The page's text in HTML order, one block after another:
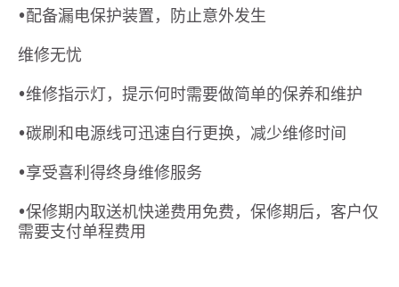
•配备漏电保护装置，防止意外发生
维修无忧
•维修指示灯，提示何时需要做简单的保养和维护
•碳刷和电源线可迅速自行更换，减少维修时间
•享受喜利得终身维修服务
•保修期内取送机快递费用免费，保修期后，客户仅
需要支付单程费用